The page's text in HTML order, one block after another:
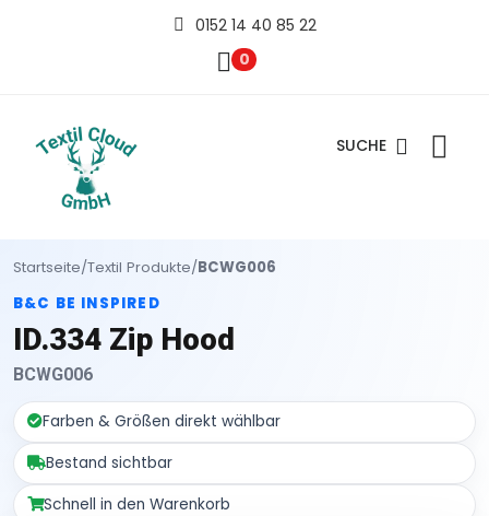
0152 14 40 85 22
0
SUCHE
Startseite/Textil Produkte/BCWG006
B&C BE INSPIRED
ID.334 Zip Hood
BCWG006
Farben & Größen direkt wählbar
Bestand sichtbar
Schnell in den Warenkorb